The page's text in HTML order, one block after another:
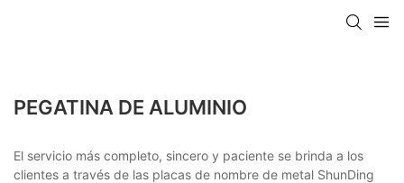
PEGATINA DE ALUMINIO
El servicio más completo, sincero y paciente se brinda a los
clientes a través de las placas de nombre de metal ShunDing